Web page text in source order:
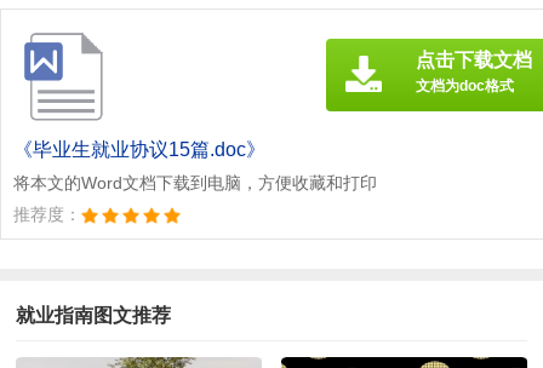
《毕业生就业协议15篇.doc》
将本文的Word文档下载到电脑，方便收藏和打印
推荐度：
点击下载文档
文档为doc格式
就业指南图文推荐